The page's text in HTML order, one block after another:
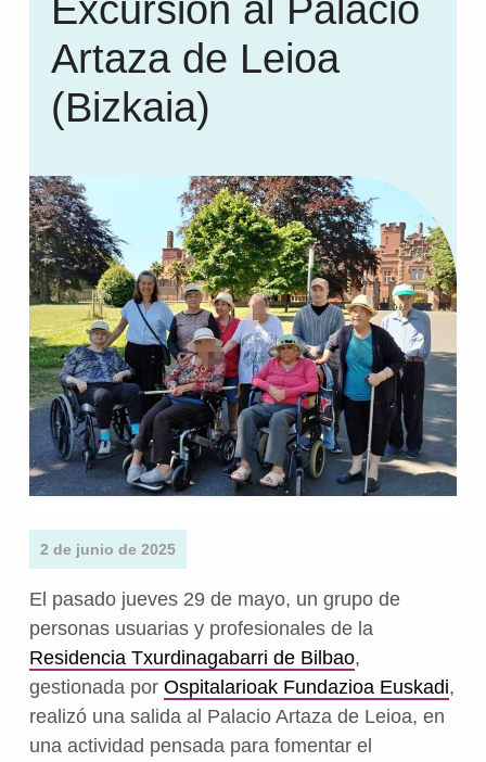
Excursión al Palacio
Artaza de Leioa
(Bizkaia)
2 de junio de 2025
El pasado jueves 29 de mayo, un grupo de
personas usuarias y profesionales de la
Residencia Txurdinagabarri de Bilbao,
gestionada por Ospitalarioak Fundazioa Euskadi,
realizó una salida al Palacio Artaza de Leioa, en
una actividad pensada para fomentar el